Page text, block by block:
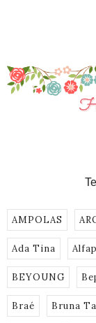
AMPOLAS
Ada Tina
BEYOUNG
Braé Bruna